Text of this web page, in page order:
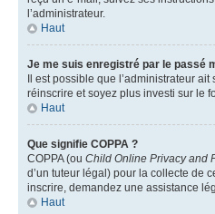
l’administrateur.
Haut
Je me suis enregistré par le passé
Il est possible que l’administrateur
réinscrire et soyez plus investi sur le
Haut
Que signifie COPPA ?
COPPA (ou Child Online Privacy and
d’un tuteur légal) pour la collecte de
inscrire, demandez une assistance
Haut